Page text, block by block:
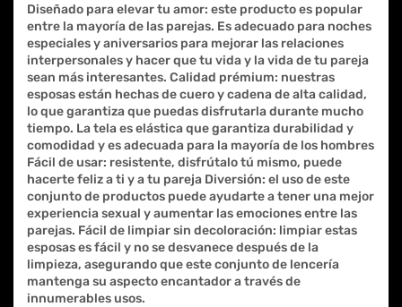
Diseñado para elevar tu amor: este producto es popular
entre la mayoría de las parejas. Es adecuado para noches
especiales y aniversarios para mejorar las relaciones
interpersonales y hacer que tu vida y la vida de tu pareja
sean más interesantes. Calidad prémium: nuestras
esposas están hechas de cuero y cadena de alta calidad,
lo que garantiza que puedas disfrutarla durante mucho
tiempo. La tela es elástica que garantiza durabilidad y
comodidad y es adecuada para la mayoría de los hombres
Fácil de usar: resistente, disfrútalo tú mismo, puede
hacerte feliz a ti y a tu pareja Diversión: el uso de este
conjunto de productos puede ayudarte a tener una mejor
experiencia sexual y aumentar las emociones entre las
parejas. Fácil de limpiar sin decoloración: limpiar estas
esposas es fácil y no se desvanece después de la
limpieza, asegurando que este conjunto de lencería
mantenga su aspecto encantador a través de
innumerables usos.